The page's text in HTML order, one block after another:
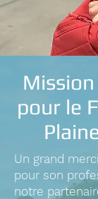
pour le
Un grand
pour son
notre